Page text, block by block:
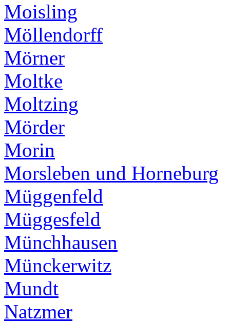
Moisling
Möllendorff
Mörner
Moltke
Moltzing
Mörder
Morin
Morsleben und Horneburg
Müggenfeld
Müggesfeld
Münchhausen
Münckerwitz
Mundt
Natzmer